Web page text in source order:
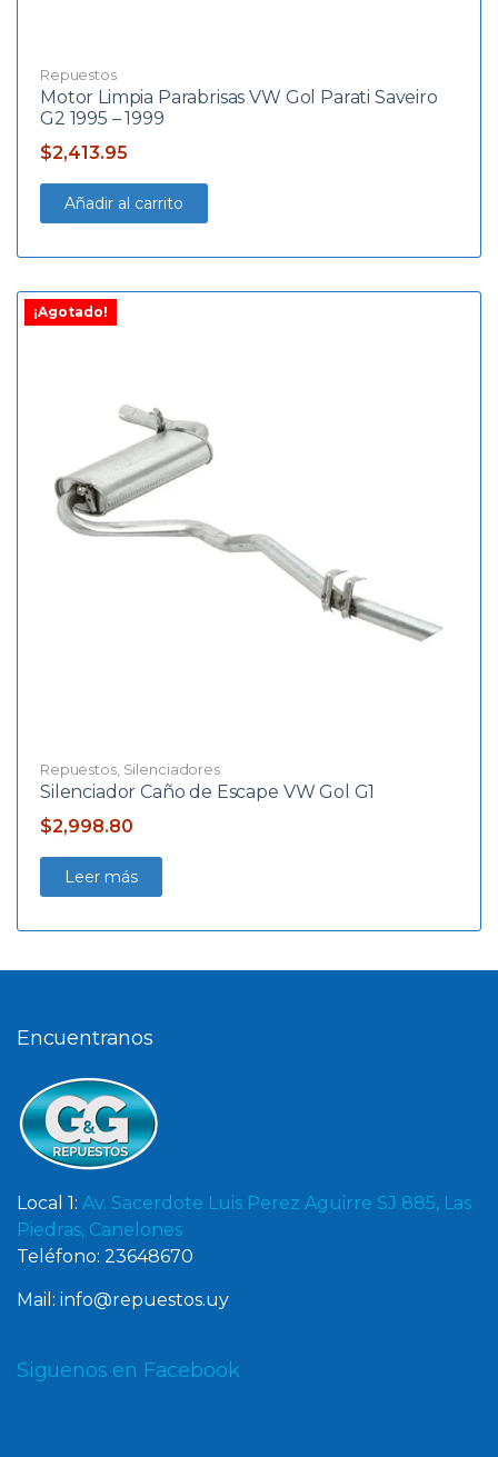
Repuestos
Motor Limpia Parabrisas VW Gol Parati Saveiro
G2 1995 – 1999
$2,413.95
Añadir al carrito
¡Agotado!
Repuestos, Silenciadores
Silenciador Caño de Escape VW Gol G1
$2,998.80
Leer más
Encuentranos
Local 1: Av. Sacerdote Luis Perez Aguirre SJ 885, Las
Piedras, Canelones
Teléfono: 23648670
Mail: info@repuestos.uy
Siguenos en Facebook